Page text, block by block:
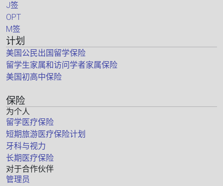
J签
OPT
M签
计划
美国公民出国留学保险
留学生家属和访问学者家属保险
美国初高中保险
保险
为个人
留学医疗保险
短期旅游医疗保险计划
牙科与视力
长期医疗保险
对于合作伙伴
管理员